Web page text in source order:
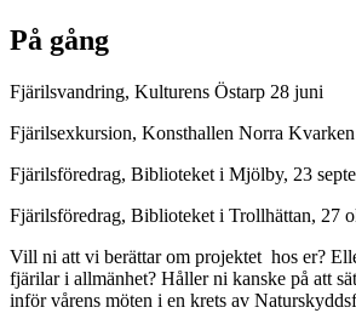
På gång
Fjärilsvandring, Kulturens Östarp 28 juni
Fjärilsexkursion, Konsthallen Norra
Fjärilsföredrag, Biblioteket i Mjölby, 23
Fjärilsföredrag, Biblioteket i Trollhättan, 27
Vill ni att vi berättar om projektet hos er?
fjärilar i allmänhet? Håller ni kanske på att
inför vårens möten i en krets av